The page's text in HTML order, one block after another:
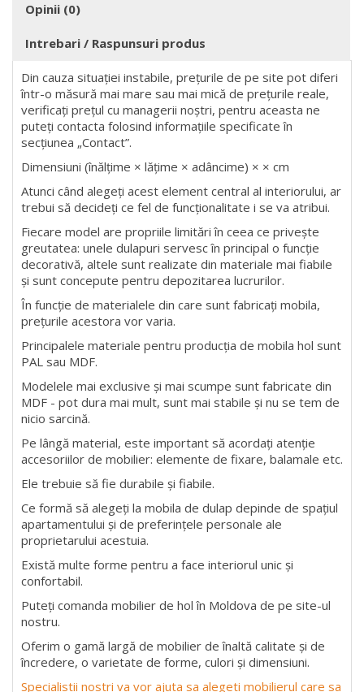
Opinii (0)
Intrebari / Raspunsuri produs
Din cauza situației instabile, prețurile de pe site pot diferi
într-o măsură mai mare sau mai mică de prețurile reale,
verificați prețul cu managerii noștri, pentru aceasta ne
puteți contacta folosind informațiile specificate în
secțiunea „Contact”.
Dimensiuni (înălțime × lățime × adâncime) × × cm
Atunci când alegeți acest element central al interiorului, ar
trebui să decideți ce fel de funcționalitate i se va atribui.
Fiecare model are propriile limitări în ceea ce privește
greutatea: unele dulapuri servesc în principal o funcție
decorativă, altele sunt realizate din materiale mai fiabile
și sunt concepute pentru depozitarea lucrurilor.
În funcție de materialele din care sunt fabricați mobila,
prețurile acestora vor varia.
Principalele materiale pentru producția de mobila hol sunt
PAL sau MDF.
Modelele mai exclusive și mai scumpe sunt fabricate din
MDF - pot dura mai mult, sunt mai stabile și nu se tem de
nicio sarcină.
Pe lângă material, este important să acordați atenție
accesoriilor de mobilier: elemente de fixare, balamale etc.
Ele trebuie să fie durabile și fiabile.
Ce formă să alegeți la mobila de dulap depinde de spațiul
apartamentului și de preferințele personale ale
proprietarului acestuia.
Există multe forme pentru a face interiorul unic și
confortabil.
Puteți comanda mobilier de hol în Moldova de pe site-ul
nostru.
Oferim o gamă largă de mobilier de înaltă calitate și de
încredere, o varietate de forme, culori și dimensiuni.
Specialistii nostri va vor ajuta sa alegeti mobilierul care sa